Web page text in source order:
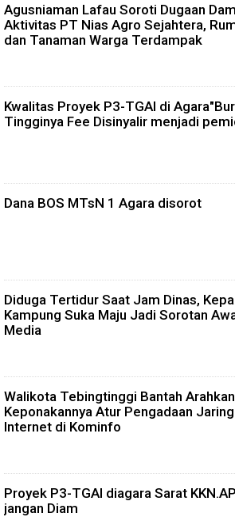
Agusniaman Lafau Soroti Dugaan
Aktivitas PT Nias Agro Sejahtera,
dan Tanaman Warga Terdampak
Kwalitas Proyek P3-TGAI di
Tingginya Fee Disinyalir menjadi
Dana BOS MTsN 1 Agara disorot
Diduga Tertidur Saat Jam Dinas,
Kampung Suka Maju Jadi Sorotan
Media
Walikota Tebingtinggi Bantah Arahkan
Keponakannya Atur Pengadaan
Internet di Kominfo
Proyek P3-TGAI diagara Sarat
jangan Diam